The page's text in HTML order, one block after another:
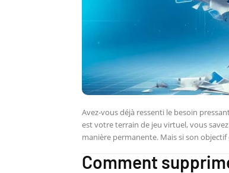
Avez-vous déjà ressenti le besoin
est votre terrain de jeu virtuel, vous
manière permanente. Mais si son
Comment